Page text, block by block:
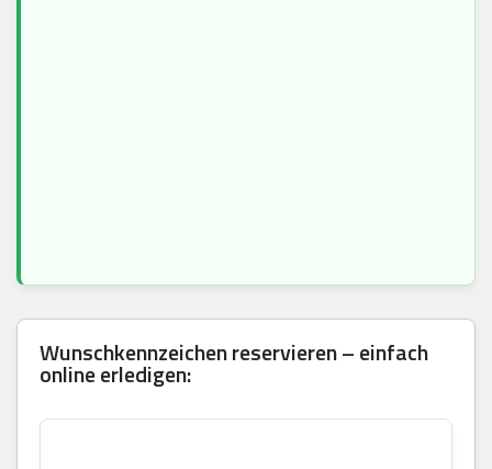
Wunschkennzeichen reservieren – einfach
online erledigen: